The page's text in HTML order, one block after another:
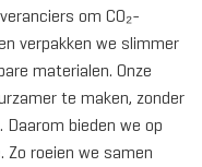
om CO₂-
verpakken we slimmer
materialen. Onze
te maken, zonder
bieden we op
Zo roeien we samen